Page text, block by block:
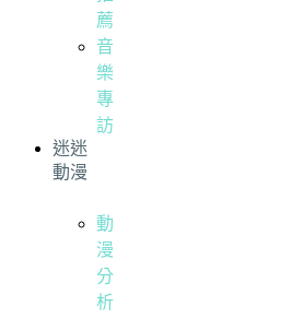
薦
音
樂
專
訪
迷迷
動漫
動
漫
分
析